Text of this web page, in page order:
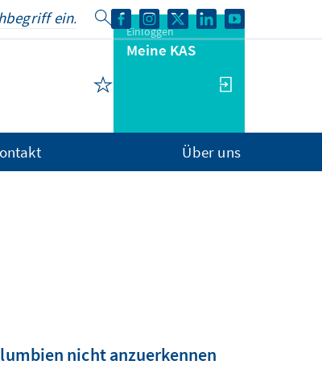
Einloggen
Meine KAS
Über uns
nicht anzuerkennen